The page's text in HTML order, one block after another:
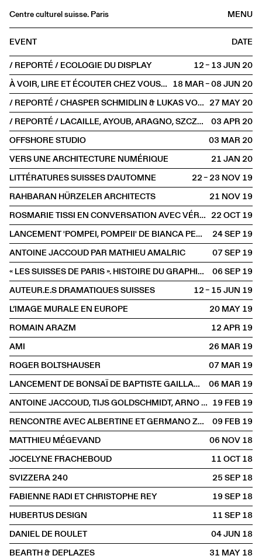
MENU
Centre culturel suisse. Paris
Agenda
Bookshop
Buvette
Archives
Medias
Publications
About
FR/EN
SPOKEN
EVENT
DATE
/ REPORTÉ / ECOLOGIE DU DISPLAY
12 – 13 JUN2020
À VOIR, LIRE ET ÉCOUTER CHEZ VOUS #3 18 MAR – 08 JUN2020
/ REPORTÉ / CHASPER SCHMIDLIN & LUKAS VOELLMY 27 MAY2020
/ REPORTÉ / LACAILLE, AYOUB, ARAGNO, SZCZEPSKI
03 APR2020
OFFSHORE STUDIO
03 MAR2020
VERS UNE ARCHITECTURE NUMÉRIQUE
21 JAN2020
LITTÉRATURES SUISSES D'AUTOMNE
22 – 23 NOV2019
RAHBARAN HÜRZELER ARCHITECTS
21 NOV2019
ROSMARIE TISSI EN CONVERSATION AVEC VÉRONIQUE MARRIER 22 OCT2019
LANCEMENT 'POMPEI, POMPEII' DE BIANCA PEDRINA
24 SEP2019
ANTOINE JACCOUD PAR MATHIEU AMALRIC
07 SEP2019
« LES SUISSES DE PARIS ». HISTOIRE DU GRAPHISME SUISSE À PARIS
06 SEP2019
AUTEUR.E.S DRAMATIQUES SUISSES
12 – 15 JUN2019
L’IMAGE MURALE EN EUROPE
20 MAY2019
ROMAIN ARAZM
12 APR2019
AMI
26 MAR2019
ROGER BOLTSHAUSER
07 MAR2019
LANCEMENT DE BONSAÏ DE BAPTISTE GAILLARD
06 MAR2019
ANTOINE JACCOUD, TIJS GOLDSCHMIDT, ARNO CAMENISCH 19 FEB2019
RENCONTRE AVEC ALBERTINE ET GERMANO ZULLO
09 FEB2019
MATTHIEU MÉGEVAND
06 NOV2018
JOCELYNE FRACHEBOUD
11 OCT2018
SVIZZERA 240
25 SEP2018
FABIENNE RADI ET CHRISTOPHE REY
19 SEP2018
HUBERTUS DESIGN
11 SEP2018
DANIEL DE ROULET
04 JUN2018
BEARTH & DEPLAZES
31 MAY2018